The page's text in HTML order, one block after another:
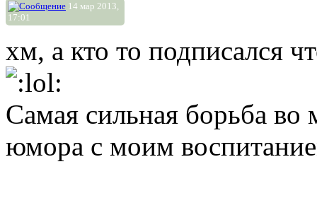
14 мар 2013,
17:01
хм, а кто то подписался
Самая сильная борьба во
юмора с моим